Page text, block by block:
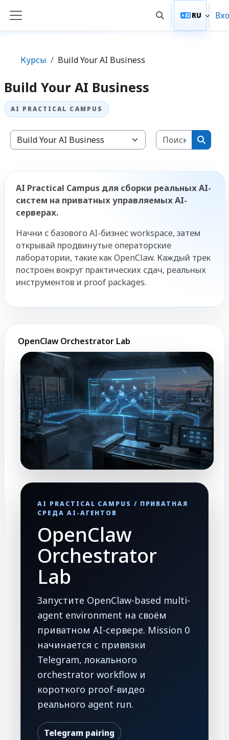
Боковая панель ИзменитьRU
Курсы Build Your AI Business
Build Your AI Business
Категории курсов
Поиск
Поиск
AI Practical Campus для сборки реальных AI-
систем на приватных управляемых AI-
серверах.
Начни с базового AI-бизнес workspace, затем
открывай продвинутые операторские
лаборатории, такие как OpenClaw. Каждый трек
построен вокруг практических сдач, реальных
инструментов и proof packages.
OpenClaw Orchestrator Lab
AI PRACTICAL CAMPUS / ПРИВАТНАЯ
СРЕДА AI-АГЕНТОВ
OpenClaw
Orchestrator
Lab
Запустите OpenClaw-based multi-
agent environment на своём
приватном AI-сервере. Mission 0
начинается с привязки
Telegram, локального
orchestrator workflow и
короткого proof-видео
реального agent run.
Telegram pairing